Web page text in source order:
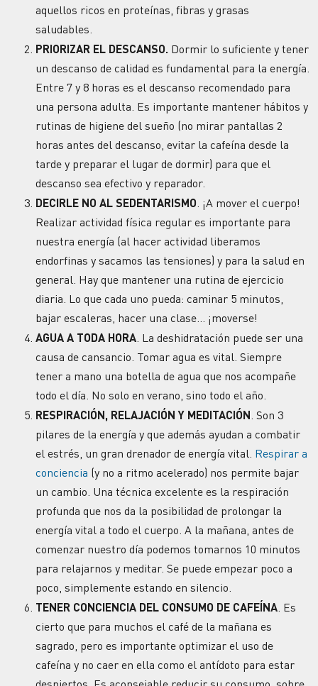
aquellos ricos en proteínas, fibras y grasas
saludables.
PRIORIZAR EL DESCANSO. Dormir lo suficiente y tener
un descanso de calidad es fundamental para la energía
Entre 7 y 8 horas es el descanso recomendado para
una persona adulta. Es importante mantener hábitos y
rutinas de higiene del sueño (no mirar pantallas 2
horas antes del descanso, evitar la cafeína desde la
tarde y preparar el lugar de dormir) para que el
descanso sea efectivo y reparador.
DECIRLE NO AL SEDENTARISMO . ¡A mover el cuerpo!
Realizar actividad física regular es importante para
nuestra energía (al hacer actividad liberamos
endorfinas y sacamos las tensiones) y para la salud en
general. Hay que mantener una rutina de ejercicio
diaria. Lo que cada uno pueda: caminar 5 minutos,
bajar escaleras, hacer una clase… ¡moverse!
AGUA A TODA HORA . La deshidratación puede ser una
causa de cansancio . Tomar agua es vital. Siempre
tener a mano una botella de agua que nos acompañe
todo el día. No solo en verano, sino todo el año.
RESPIRACIÓN, RELAJACIÓN Y MEDITACIÓN . Son 3
pilares de la energía y que además ayudan a combatir
el estrés, un gran drenador de energía vital. Respirar a
conciencia (y no a ritmo acelerado) nos permite bajar
un cambio. Una técnica excelente es la respiración
profunda que nos da la posibilidad de prolongar la
energía vital a todo el cuerpo. A la mañana, antes de
comenzar nuestro día podemos tomarnos 10 minutos
para relajarnos y meditar. Se puede empezar poco a
poco, simplemente estando en silencio.
TENER CONCIENCIA DEL CONSUMO DE CAFEÍNA . Es
cierto que para muchos el café de la mañana es
sagrado, pero es importante optimizar el uso de
cafeína y no caer en ella como el antídoto para estar